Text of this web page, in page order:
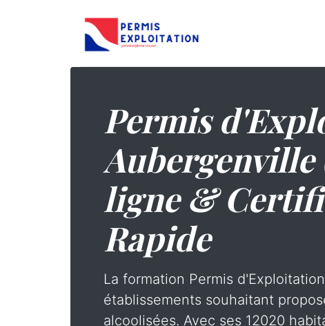
Permis
Aubergenville
ligne &
Rapide
La formation Permis
établissements souhaitant
alcoolisées. Avec ses 12020